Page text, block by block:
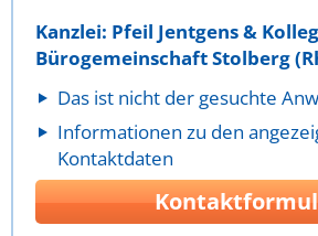
Kanzlei: Pfeil Jentgens &
Bürogemeinschaft Stolberg
Das ist nicht der gesuchte
Informationen zu den
Kontaktdaten